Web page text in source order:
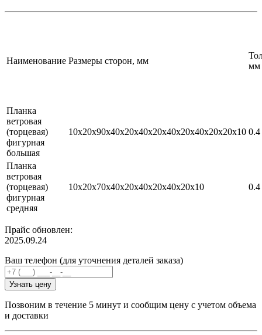
Наименование Размеры сторон, мм
мм
Планка
ветровая
(торцевая)
фигурная
большая
10х20х90х40х20х40х20х40х20х40х20х20х10 0.4
Планка
ветровая
(торцевая)
фигурная
средняя
10х20х70х40х20х40х20х40х20х10 0.4
Прайс обновлен:
2025.09.24
Ваш телефон (для уточнения деталей заказа)
Узнать цену
Позвоним в течение 5 минут и сообщим цену с учетом объема
и доставки